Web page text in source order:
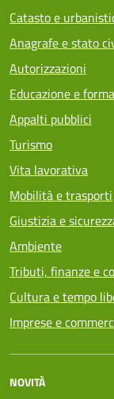
Catasto e
Anagrafe e stato
Autorizzazioni
Educazione e
Appalti pubblici
Turismo
Vita lavorativa
Mobilità e trasporti
Giustizia e
Ambiente
Tributi, finanze e
Cultura e tempo
Imprese e
NOVITÀ